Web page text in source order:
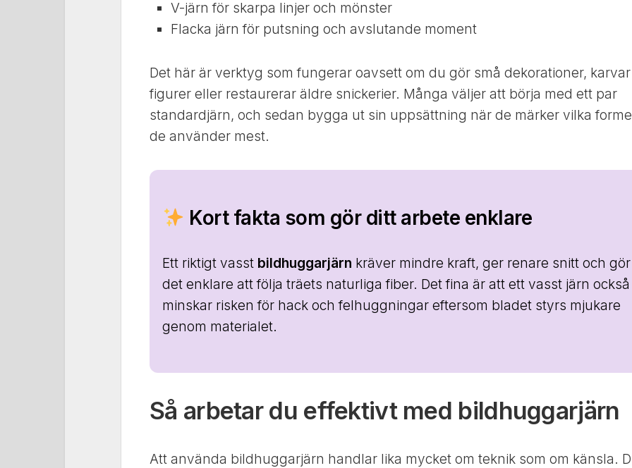
V-järn för skarpa linjer och mönster
Flacka järn för putsning och avslutande moment
Det här är verktyg som fungerar oavsett om du gör små dekorationer, karvar
figurer eller restaurerar äldre snickerier. Många väljer att börja med ett par
standardjärn, och sedan bygga ut sin uppsättning när de märker vilka
de använder mest.
Kort fakta som gör ditt arbete enklare
Ett riktigt vasst bildhuggarjärn kräver mindre kraft, ger renare snitt och gör
det enklare att följa träets naturliga fiber. Det fina är att ett vasst järn också
minskar risken för hack och felhuggningar eftersom bladet styrs mjukare
genom materialet.
Så arbetar du effektivt med bildhuggarjärn
Att använda bildhuggarjärn handlar lika mycket om teknik som om känsla.